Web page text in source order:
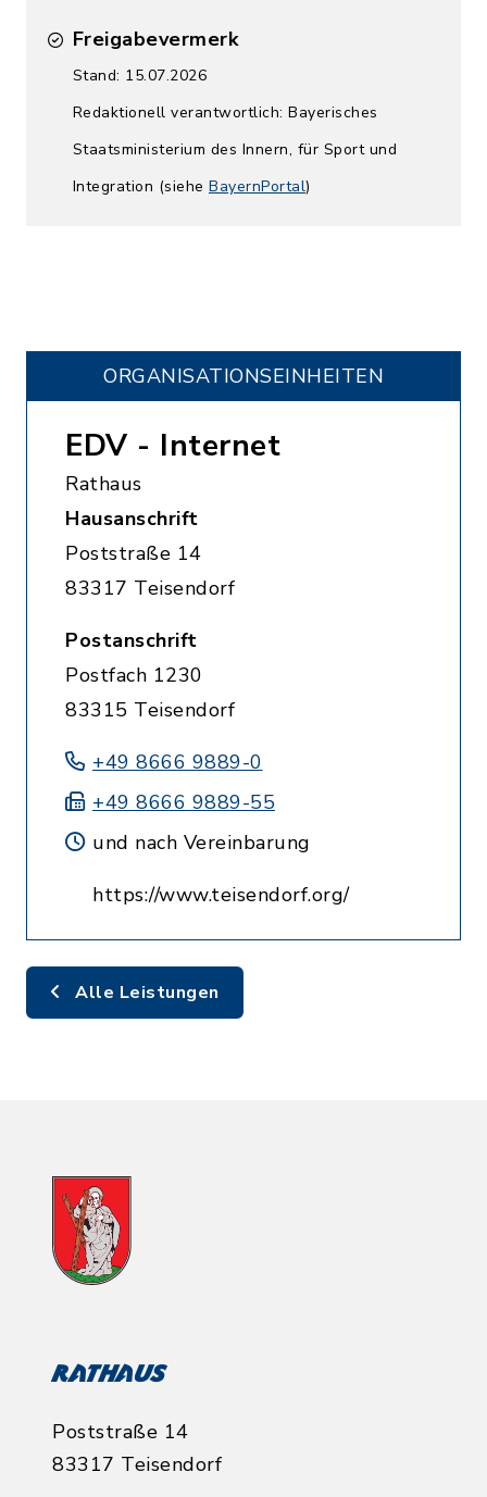
Freigabevermerk
Stand: 15.07.2026
Redaktionell verantwortlich: Bayerisches
Staatsministerium des Innern, für Sport und
Integration (siehe BayernPortal)
ORGANISATIONS­EINHEITEN
EDV - Internet
Rathaus
Hausanschrift
Poststraße 14
83317 Teisendorf
Postanschrift
Postfach 1230
83315 Teisendorf
+49 8666 9889-0
+49 8666 9889-55
und nach Vereinbarung
https://www.teisendorf.org/
Alle Leistungen
Rathaus
Poststraße 14
83317 Teisendorf